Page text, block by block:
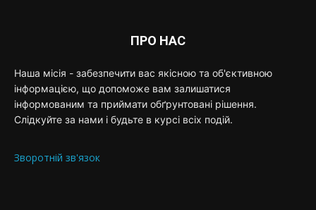
ПРО НАС
Наша місія - забезпечити вас якісною та об'єктивною
інформацією, що допоможе вам залишатися
інформованим та приймати обґрунтовані рішення.
Слідкуйте за нами і будьте в курсі всіх подій.
Зворотній зв'язок